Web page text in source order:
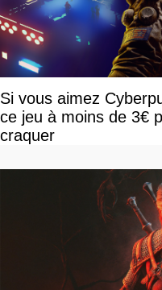
Si vous aimez
ce jeu à moins de 3€
craquer